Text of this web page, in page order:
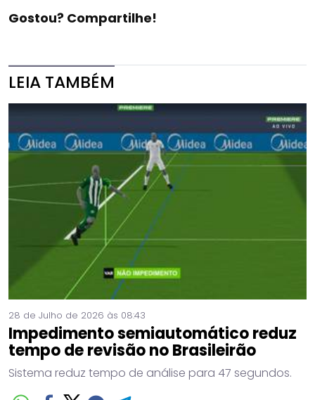
Gostou? Compartilhe!
LEIA TAMBÉM
28 de Julho de 2026 às 08:43
Impedimento semiautomático reduz
tempo de revisão no Brasileirão
Sistema reduz tempo de análise para 47 segundos.